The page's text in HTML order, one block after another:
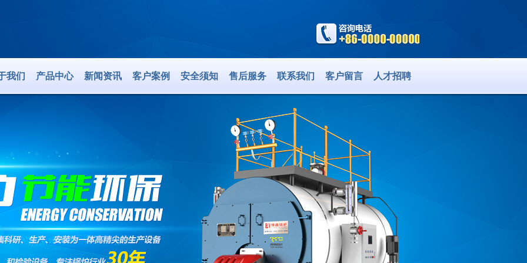
我们 产品中心 新闻资讯 客户案例 安全须知 售后服务 联系我们 客户留言 人才招聘